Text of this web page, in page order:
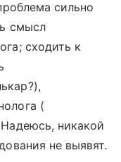
сильно
смысл
сходить к
(
никакой
не выявят.